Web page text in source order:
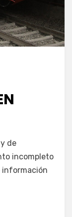
de
incompleto
información